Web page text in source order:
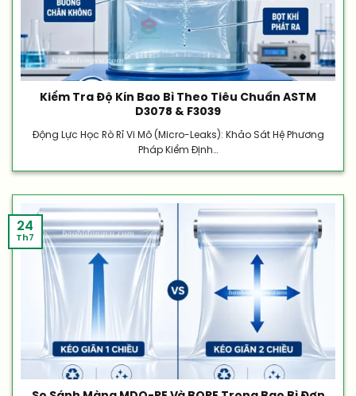
Kiểm Tra Độ Kín Bao Bì Theo Tiêu Chuẩn ASTM
D3078 & F3039
Động Lực Học Rò Rỉ Vi Mô (Micro-Leaks): Khảo Sát Hệ Phương
Pháp Kiểm Định...
24
Th7